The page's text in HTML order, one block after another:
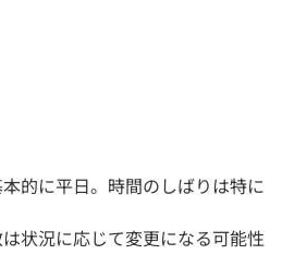
的に平日。時間のしばりは特に
状況に応じて変更になる可能性